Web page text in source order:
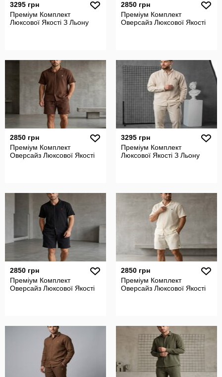
3295 грн
Преміум Комплект
Люксової Якості З Льону
2850 грн
Преміум Комплект
Оверсайз Люксової Якості
2850 грн
Преміум Комплект
Оверсайз Люксової Якості
3295 грн
Преміум Комплект
Люксової Якості З Льону
2850 грн
Преміум Комплект
Оверсайз Люксової Якості
2850 грн
Преміум Комплект
Оверсайз Люксової Якості